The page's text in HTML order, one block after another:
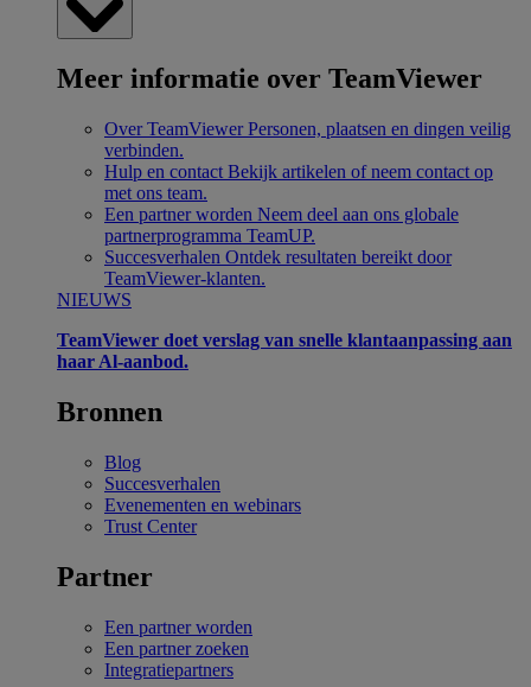
Meer informatie over TeamViewer
Over TeamViewer Personen, plaatsen en dingen veilig
verbinden.
Hulp en contact Bekijk artikelen of neem contact op
met ons team.
Een partner worden Neem deel aan ons globale
partnerprogramma TeamUP.
Succesverhalen Ontdek resultaten bereikt door
TeamViewer-klanten.
NIEUWS
TeamViewer doet verslag van snelle klantaanpassing aan
haar Al-aanbod.
Bronnen
Blog
Succesverhalen
Evenementen en webinars
Trust Center
Partner
Een partner worden
Een partner zoeken
Integratiepartners